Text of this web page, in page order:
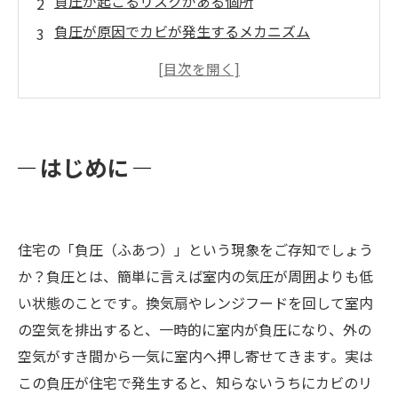
負圧が原因でカビが発生するメカニズム
負圧を防ぐには？
はじめに
住宅の「負圧（ふあつ）」という現象をご存知でしょう
か？負圧とは、簡単に言えば室内の気圧が周囲よりも低
い状態のことです​。換気扇やレンジフードを回して室内
の空気を排出すると、一時的に室内が負圧になり、外の
空気がすき間から一気に室内へ押し寄せてきます​。実は
この負圧が住宅で発生すると、知らないうちにカビのリ